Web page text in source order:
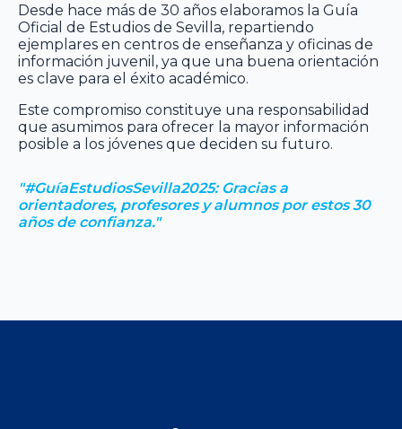
Desde hace más de 30 años elaboramos la Guía
Oficial de Estudios de Sevilla, repartiendo
ejemplares en centros de enseñanza y oficinas de
información juvenil, ya que una buena orientación
es clave para el éxito académico.
Este compromiso constituye una responsabilidad
que asumimos para ofrecer la mayor información
posible a los jóvenes que deciden su futuro.
"#GuíaEstudiosSevilla2025: Gracias a
orientadores, profesores y alumnos por estos 30
años de confianza."